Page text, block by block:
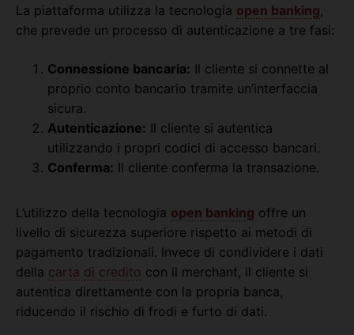
La piattaforma utilizza la tecnologia open banking,
che prevede un processo di autenticazione a tre fasi:
Connessione bancaria: Il cliente si connette al
proprio conto bancario tramite un’interfaccia
sicura.
Autenticazione: Il cliente si autentica
utilizzando i propri codici di accesso bancari.
Conferma: Il cliente conferma la transazione.
L’utilizzo della tecnologia open banking offre un
livello di sicurezza superiore rispetto ai metodi di
pagamento tradizionali. Invece di condividere i dati
della carta di credito con il merchant, il cliente si
autentica direttamente con la propria banca,
riducendo il rischio di frodi e furto di dati.